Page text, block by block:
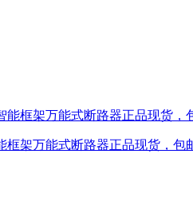
框架万能式断路器正品现货，包